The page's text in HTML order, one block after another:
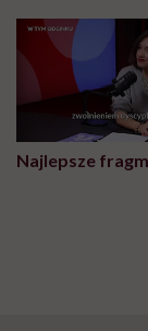
Najlepsze